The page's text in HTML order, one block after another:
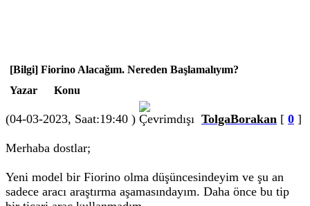
[Bilgi] Fiorino Alacağım. Nereden Başlamalıyım?
Yazar
Konu
(04-03-2023, Saat:19:40 ) TolgaBorakan [ 0 ]
Merhaba dostlar;
Yeni model bir Fiorino olma düşüncesindeyim ve şu an
sadece aracı araştırma aşamasındayım. Daha önce bu tip